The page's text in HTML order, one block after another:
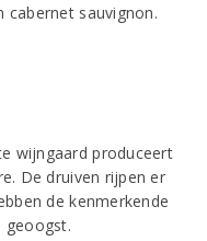
cabernet sauvignon.
wijngaard produceert
De druiven rijpen er
de kenmerkende
geoogst.